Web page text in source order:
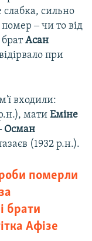
сильно
‒ чи то від
братАсан
при
входили:
мати Еміне
Осман
(1932 р.н.).
померли
брати
Афізе